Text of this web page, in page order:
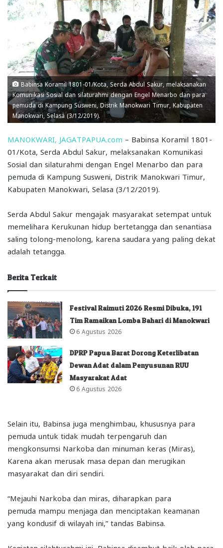
Babinsa Koramil 1801-01/Kota, Serda Abdul Sakur, melaksanakan
Komunikasi Sosial dan silaturahmi dengan Engel Menarbo dan para
pemuda di Kampung Susweni, Distrik Manokwari Timur, Kabupaten
Manokwari, Selasa (3/12/2019).
MANOKWARI, JAGATPAPUA.com – Babinsa Koramil 1801-
01/Kota, Serda Abdul Sakur, melaksanakan Komunikasi
Sosial dan silaturahmi dengan Engel Menarbo dan para
pemuda di Kampung Susweni, Distrik Manokwari Timur,
Kabupaten Manokwari, Selasa (3/12/2019).
Serda Abdul Sakur mengajak masyarakat setempat untuk
memelihara Kerukunan hidup bertetangga dan senantiasa
saling tolong-menolong, karena saudara yang paling dekat
adalah tetangga.
Berita Terkait
Festival Raimuti 2026 Resmi Dibuka, 191
Tim Ramaikan Lomba Bahari di Manokwari
6 Agustus 2026
DPRP Papua Barat Dorong Keterlibatan
Dewan Adat dalam Penyusunan RUU
Masyarakat Adat
6 Agustus 2026
Selain itu, Babinsa juga menghimbau, khususnya para
pemuda untuk tidak mudah terpengaruh dan
mengkonsumsi Narkoba dan minuman keras (Miras),
Karena akan merusak masa depan dan merugikan
masyarakat dan diri sendiri.
“Mejauhi Narkoba dan miras, diharapkan para
pemuda mampu menjaga dan menciptakan keamanan
yang kondusif di wilayah ini,” tandas Babinsa.